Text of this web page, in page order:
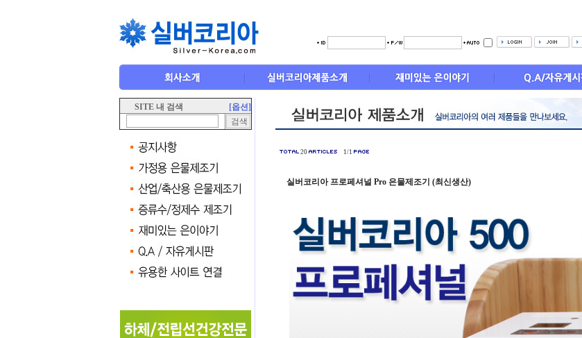
SITE 내 검색 [옵션]
20 1/1
실버코리아 프로페셔널 Pro 은물제조기 (최신생산)